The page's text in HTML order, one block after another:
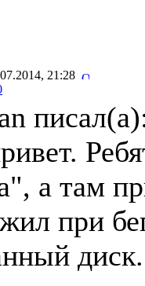
21:28
а там
при